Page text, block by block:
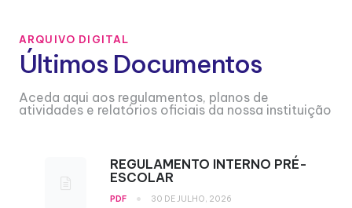
ARQUIVO DIGITAL
Últimos Documentos
Aceda aqui aos regulamentos, planos de
atividades e relatórios oficiais da nossa instituição
REGULAMENTO INTERNO PRÉ-
ESCOLAR
PDF • 30 DE JULHO, 2026